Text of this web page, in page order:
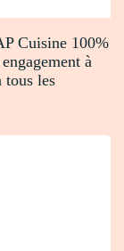
Cuisine 100%
à
tous les